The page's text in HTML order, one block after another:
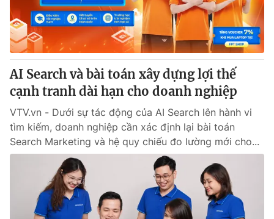
Sản phẩm
Thị trường
Tư vấn
Lịch phát sóng
Chuyên mục khác
Emagazine Podcast
Photo Infographic
Shorts video
VTV Money VTV Thể thao
AI Search và bài toán xây dựng lợi thế
cạnh tranh dài hạn cho doanh nghiệp
VTV.vn - Dưới sự tác động của AI Search lên hành vi
tìm kiếm, doanh nghiệp cần xác định lại bài toán
Search Marketing và hệ quy chiếu đo lường mới cho...